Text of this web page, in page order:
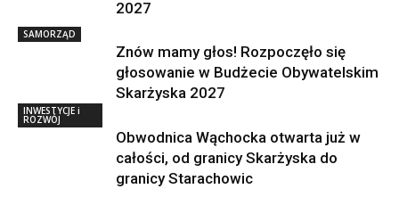
2027
SAMORZĄD
Znów mamy głos! Rozpoczęło się
głosowanie w Budżecie Obywatelskim
Skarżyska 2027
INWESTYCJE i
ROZWÓJ
Obwodnica Wąchocka otwarta już w
całości, od granicy Skarżyska do
granicy Starachowic